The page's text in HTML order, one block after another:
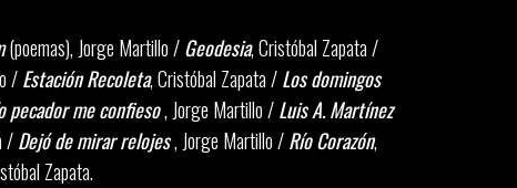
de
flecha
arriba/abajo
para
(poemas), Jorge Martillo /Geodesia, Cristóbal Zapata /
/Estación Recoleta, Cristóbal Zapata /Los domingos
pecador me confieso, Jorge Martillo /Luis A. Martínez
/Dejó de mirar relojes, Jorge Martillo /Río Corazón,
Zapata.